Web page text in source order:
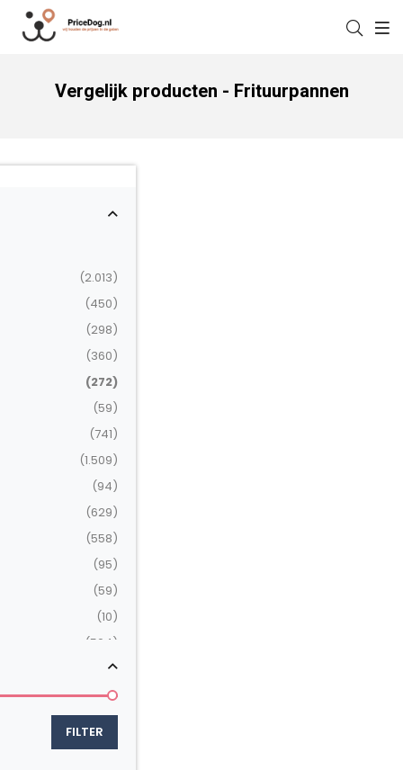
Vergelijk producten - Frituurpannen
(2.013)
(450)
(298)
(360)
(272)
(59)
(741)
(1.509)
(94)
(629)
(558)
(95)
(59)
(10)
(504)